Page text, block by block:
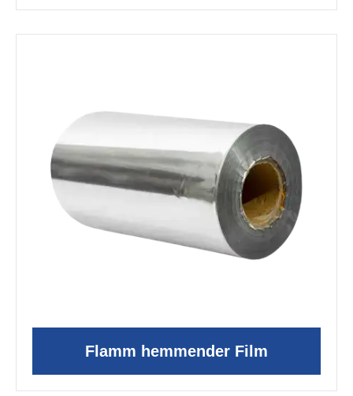
Flamm hemmender Film